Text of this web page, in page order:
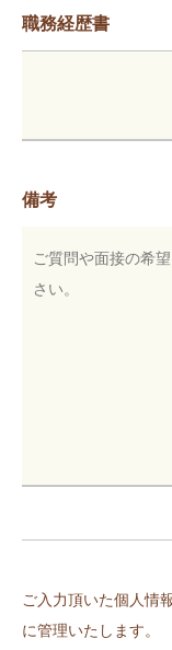
職務経歴書
備考
ご入力頂いた個人情
に管理いたします。